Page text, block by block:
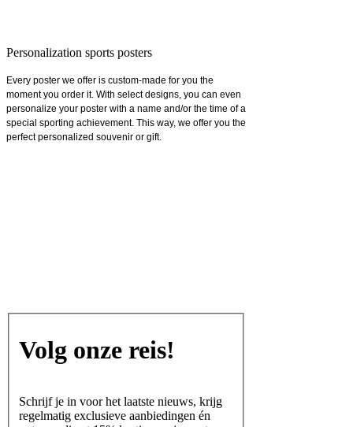
Personalization sports posters
Every poster we offer is custom-made for you the
moment you order it. With select designs, you can even
personalize your poster with a name and/or the time of a
special sporting achievement. This way, we offer you the
perfect personalized souvenir or gift.
Volg onze reis!
Schrijf je in voor het laatste nieuws, krijg
regelmatig exclusieve aanbiedingen én